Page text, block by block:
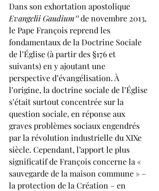
Dans son exhortation apostolique
Evangelii Gaudium¹¹ de novembre 2013,
le Pape François reprend les
fondamentaux de la Doctrine Sociale
de l’Église (à partir des §176 et
suivants) en y ajoutant une
perspective d’évangélisation. À
l’origine, la doctrine sociale de l’Église
s’était surtout concentrée sur la
question sociale, en réponse aux
graves problèmes sociaux engendrés
par la révolution industrielle du XIXe
siècle. Cependant, l’apport le plus
significatif de François concerne la «
sauvegarde de la maison commune » –
la protection de la Création – en